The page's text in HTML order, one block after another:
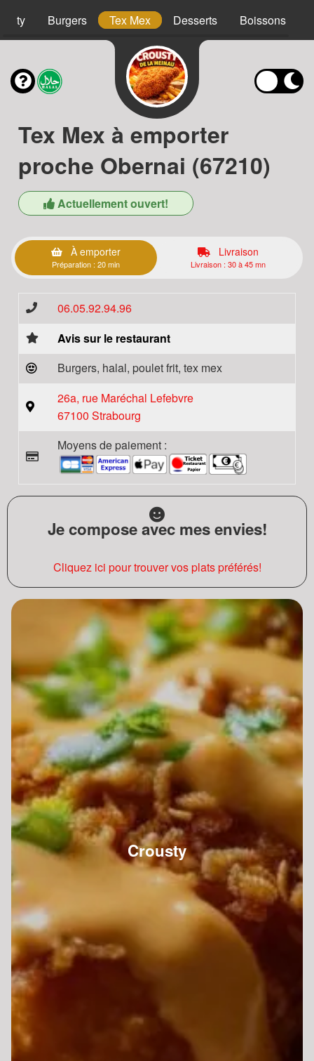
Burgers Tex Mex Desserts Boissons
Tex Mex à emporter
proche Obernai (67210)
Actuellement ouvert!
À emporter
Préparation : 20 min
Livraison
Livraison : 30 à 45 mn
06.05.92.94.96
Avis sur le restaurant
Burgers, halal, poulet frit, tex mex
26a, rue Maréchal Lefebvre
67100 Strabourg
Moyens de paiement :
Je compose avec mes envies!
Cliquez ici pour trouver vos plats préférés!
Crousty